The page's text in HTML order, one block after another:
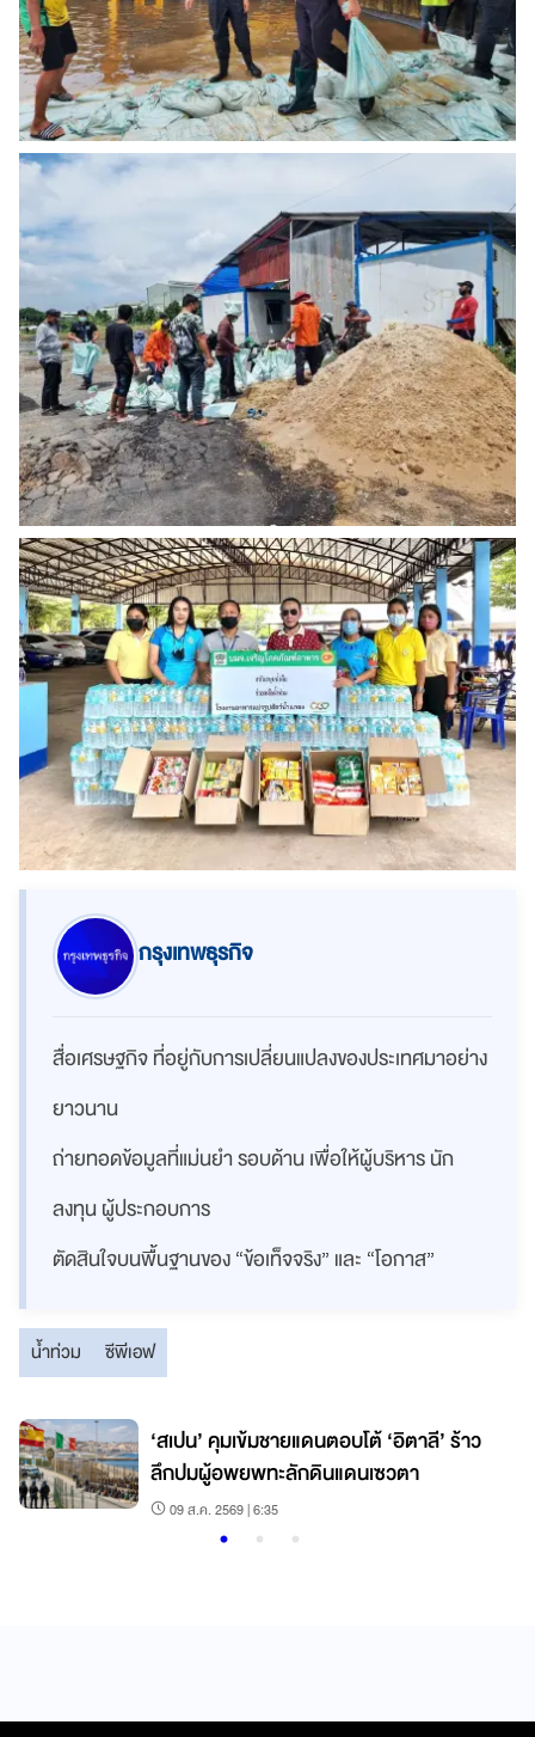
กรุงเทพธุรกิจ
สื่อเศรษฐกิจ ที่อยู่กับการเปลี่ยนแปลงของประเทศมาอย่าง
ยาวนาน
ถ่ายทอดข้อมูลที่แม่นยำ รอบด้าน เพื่อให้ผู้บริหาร นัก
ลงทุน ผู้ประกอบการ
ตัดสินใจบนพื้นฐานของ “ข้อเท็จจริง” และ “โอกาส”
น้ำท่วม ซีพีเอฟ
‘สเปน’ คุมเข้มชายแดนตอบโต้ ‘อิตาลี’ ร้าว
ลึกปมผู้อพยพทะลักดินแดนเซวตา
09 ส.ค. 2569 | 6:35